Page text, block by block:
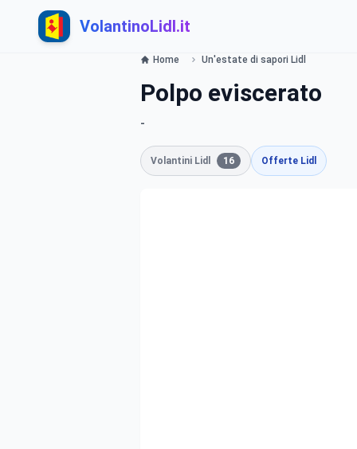
VolantinoLidl.it
Home Un'estate di sapori Lidl
Polpo eviscerato
-
Volantini Lidl 16 Offerte Lidl